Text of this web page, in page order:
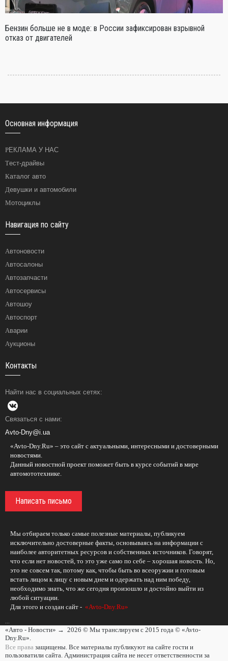
Бензин больше не в моде: в России зафиксирован взрывной
отказ от двигателей
Основная информация
РЕКЛАМА У НАС
Тест-драйвы
Каталог авто
Девушки и автомобили
Мотоциклы
Навигация по сайту
Автоновости
Автосалоны
Автозапчасти
Автосервисы
Автошоу
Автоспорт
Аварии
Аукционы
Контакты
Найти нас в социальных сетях:
Связаться с нами:
Avto-Dny@i.ua
«Avto-Dny.Ru» – это сайт с актуальными, интересными и достоверными
новостями.
Данный новостной проект поможет быть в курсе событий в мире
автомототехнике.
Написать письмо
Мы отбираем только самые полезные материалы, публикуем
исключительно достоверные факты, основываясь на информации с
наиболее авторитетных ресурсов и собственных источников. Говорят,
что если нет новостей, то это уже само по себе – хорошая новость. Но,
это не совсем так, потому как, чтобы быть во всеоружии и готовым
встать лицом к лицу с новым днем и одержать над ним победу,
необходимо знать, что же сегодня произошло и достойно выйти из
любой ситуации.
Для этого и создан сайт - «Avto-Dny.Ru»
«Авто - Новости» → 2026 © Мы транслируем с 2015 года © «Avto-
Dny.Ru».
Все права защищены. Все материалы публикуют на сайте гости и
пользоватили сайта. Администрация сайта не несет ответственности за